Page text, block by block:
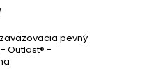
pevný
- Outlast® -